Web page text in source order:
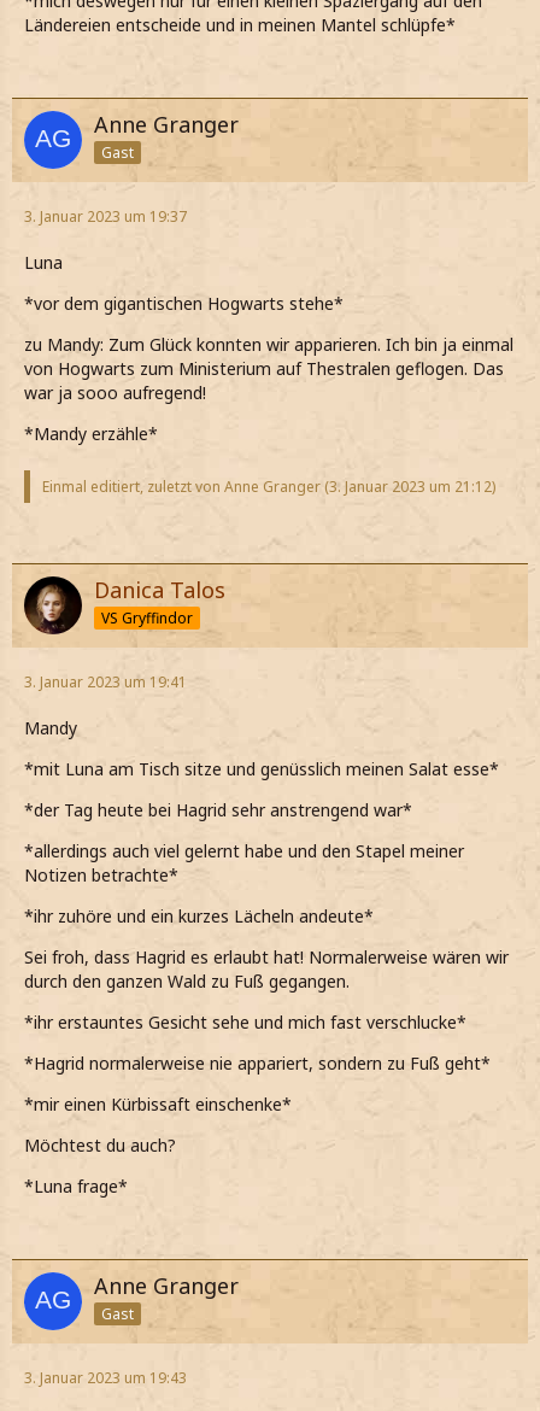
Ländereien entscheide und in meinen Mantel schlüpfe*
Anne Granger
Gast
3. Januar 2023 um 19:37
Luna
*vor dem gigantischen Hogwarts stehe*
zu Mandy: Zum Glück konnten wir apparieren. Ich bin ja einmal
von Hogwarts zum Ministerium auf Thestralen geflogen. Das
war ja sooo aufregend!
*Mandy erzähle*
Einmal editiert, zuletzt von Anne Granger (3. Januar 2023 um 21:12)
Danica Talos
VS Gryffindor
3. Januar 2023 um 19:41
Mandy
*mit Luna am Tisch sitze und genüsslich meinen Salat esse*
*der Tag heute bei Hagrid sehr anstrengend war*
*allerdings auch viel gelernt habe und den Stapel meiner
Notizen betrachte*
*ihr zuhöre und ein kurzes Lächeln andeute*
Sei froh, dass Hagrid es erlaubt hat! Normalerweise wären wir
durch den ganzen Wald zu Fuß gegangen.
*ihr erstauntes Gesicht sehe und mich fast verschlucke*
*Hagrid normalerweise nie appariert, sondern zu Fuß geht*
*mir einen Kürbissaft einschenke*
Möchtest du auch?
*Luna frage*
Anne Granger
Gast
3. Januar 2023 um 19:43